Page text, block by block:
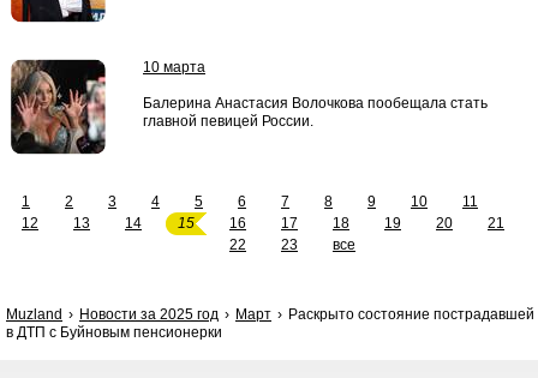
10 марта
Балерина Анастасия Волочкова пообещала стать
главной певицей России.
1 2 3 4 5 6 7 8 9 10
11
12
13 14 15 16 17 18 19 20
21
22
23 все
Muzland Новости за 2025 год Март
Раскрыто состояние пострадавшей
в ДТП с Буйновым пенсионерки